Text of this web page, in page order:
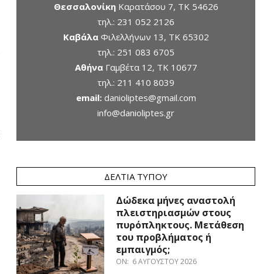
ΘεσσαλονίκηΚαρατάσου 7, TK 54626
τηλ.: 231 052 2126
ΚαβάλαΦιλελλήνων 13, ΤΚ 65302
τηλ.: 251 083 6705
ΑθήναΓαμβέτα 12, ΤΚ 10677
τηλ.: 211 410 8039
email: danioliptes@gmail.com
info@danioliptes.gr
ΔΕΛΤΊΑ ΤΎΠΟΥ
Δώδεκα μήνες αναστολή
πλειστηριασμών στους
πυρόπληκτους. Μετάθεση
του προβλήματος ή
εμπαιγμός;
ON: 6 ΑΥΓΟΎΣΤΟΥ 2026